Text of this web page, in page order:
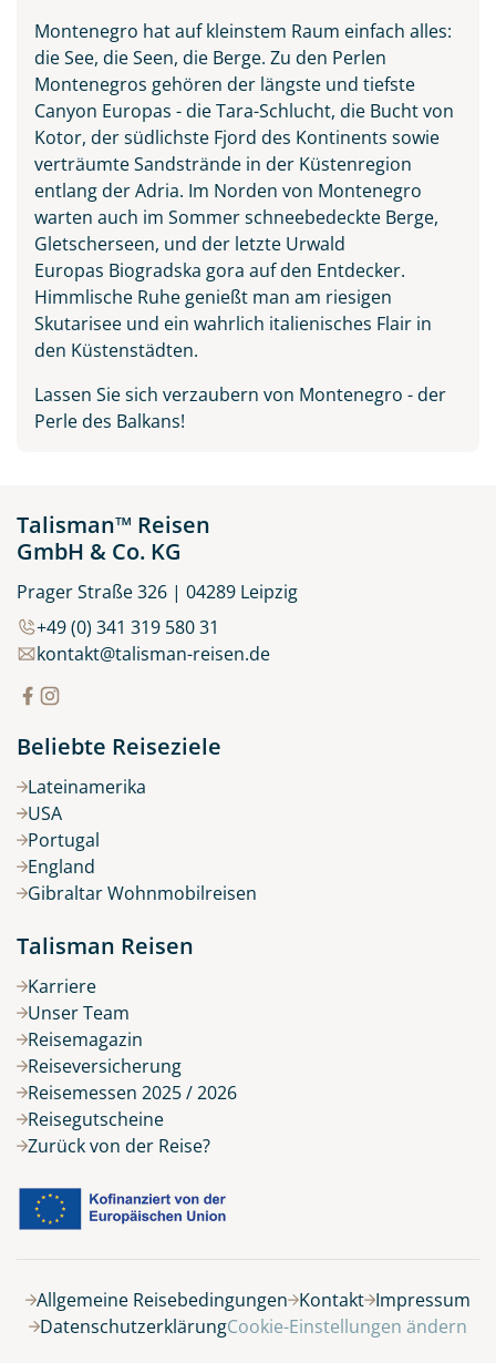
Vranjina im Skutarisee
© ollirg - stock.adobe.com
Montenegro hat auf kleinstem Raum einfach alles:
die See, die Seen, die Berge. Zu den Perlen
Montenegros gehören der längste und tiefste
Canyon Europas - die Tara-Schlucht, die Bucht von
Kotor, der südlichste Fjord des Kontinents sowie
verträumte Sandstrände in der Küstenregion
entlang der Adria. Im Norden von Montenegro
warten auch im Sommer schneebedeckte Berge,
Gletscherseen, und der letzte Urwald
Europas Biogradska gora auf den Entdecker.
Himmlische Ruhe genießt man am riesigen
Skutarisee und ein wahrlich italienisches Flair in
den Küstenstädten.
Lassen Sie sich verzaubern von Montenegro - der
Perle des Balkans!
Talisman™ Reisen
GmbH & Co. KG
Prager Straße 326 | 04289 Leipzig
+49 (0) 341 319 580 31
kontakt@talisman-reisen.de
Beliebte Reiseziele
Lateinamerika
USA
Portugal
England
Gibraltar Wohnmobilreisen
Talisman Reisen
Karriere
Unser Team
Reisemagazin
Reiseversicherung
Reisemessen 2025 / 2026
Reisegutscheine
Zurück von der Reise?
Allgemeine Reisebedingungen Kontakt Impressum
DatenschutzerklärungCookie-Einstellungen ändern